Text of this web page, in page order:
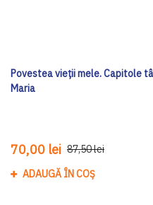
Povestea vieții mele. Capitole
Maria
70,00 lei 87,50 lei
ADAUGĂ ÎN COȘ